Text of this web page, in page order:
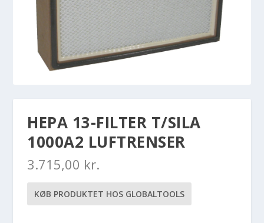
HEPA 13-FILTER T/SILA
1000A2 LUFTRENSER
3.715,00 kr.
KØB PRODUKTET HOS GLOBALTOOLS